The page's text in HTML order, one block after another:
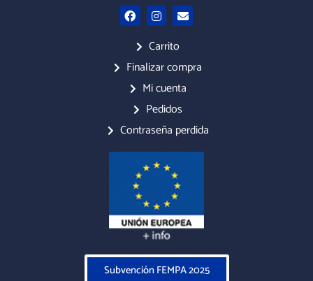
F
a
o
k
I
n
t
a
g
r
a
m
E
n
o
e
Carrito
Finalizar compra
Mi cuenta
Pedidos
Contraseña perdida
Subvención FEMPA 2025